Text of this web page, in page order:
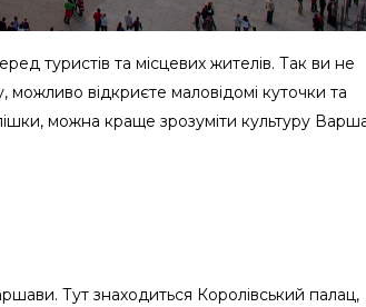
туристів та місцевих жителів. Так ви не
можливо відкриєте маловідомі куточки та
можна краще зрозуміти культуру
Тут знаходиться Королівський палац,